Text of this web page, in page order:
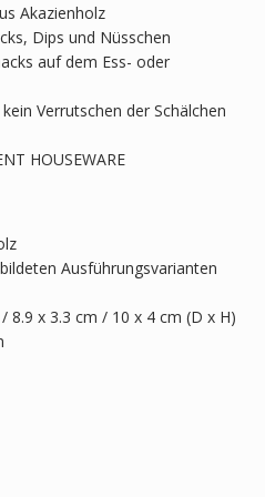
Akazienholz
Dips und Nüsschen
auf dem Ess- oder
Verrutschen der Schälchen
HOUSEWARE
Ausführungsvarianten
8.9 x 3.3 cm / 10 x 4 cm (D x H)